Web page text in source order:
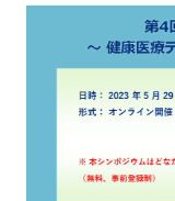
イベント